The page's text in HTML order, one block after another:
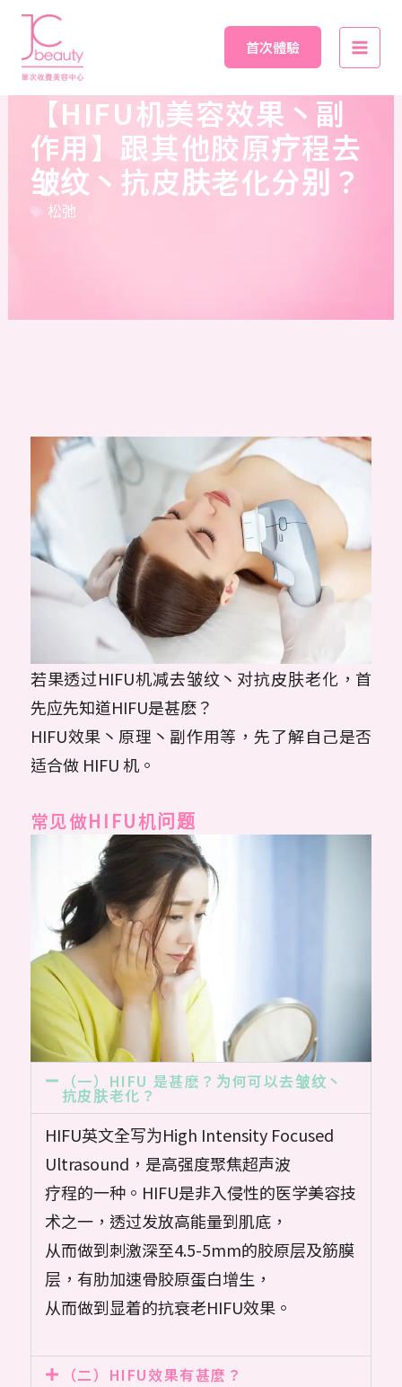
Skip
content
首次體驗
Main
【HIFU机美容效果丶副
作用】跟其他胶原疗程去
皱纹丶抗皮肤老化分别？
松弛
若果透过HIFU机减去皱纹丶对抗皮肤老化，首
先应先知道HIFU是甚麽？
HIFU效果丶原理丶副作用等，先了解自己是否
适合做 HIFU 机。
常见做HIFU机问题
（一）HIFU 是甚麽？为何可以去皱纹丶
抗皮肤老化？
HIFU英文全写为High Intensity Focused
Ultrasound，是高强度聚焦超声波
疗程的一种。HIFU是非入侵性的医学美容技
术之一，透过发放高能量到肌底，
从而做到刺激深至4.5-5mm的胶原层及筋膜
层，有肋加速骨胶原蛋白增生，
从而做到显着的抗衰老HIFU效果。
（二）HIFU效果有甚麼？